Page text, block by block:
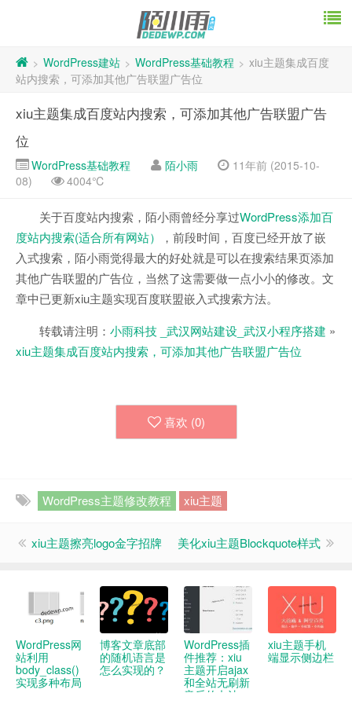
> WordPress建站 > WordPress基础教程 > xiu主题集成百度
站内搜索，可添加其他广告联盟广告位
xiu主题集成百度站内搜索，可添加其他广告联盟广告
位
WordPress基础教程 陌小雨
11年前 (2015-10-
08)
4004℃
关于百度站内搜索，陌小雨曾经分享过WordPress添加百
度站内搜索(适合所有网站）
，前段时间，百度已经开放了嵌
入式搜索，陌小雨觉得最大的好处就是可以在搜索结果页添加
其他广告联盟的广告位，当然了这需要做一点小小的修改。文
章中已更新xiu主题实现百度联盟嵌入式搜索方法。
转载请注明： 小雨科技 _武汉网站建设_武汉小程序搭建 »
xiu主题集成百度站内搜索，可添加其他广告联盟广告位
喜欢 (0)
WordPress主题修改教程 xiu主题
xiu主题擦亮logo金字招牌 美化xiu主题Blockquote样式
WordPress网
站利用
body_class()
实现多种布局
博客文章底部
的随机语言是
怎么实现的？
WordPress插
件推荐：xiu
主题开启ajax
和全站无刷新
音乐的办法
xiu主题手机
端显示侧边栏